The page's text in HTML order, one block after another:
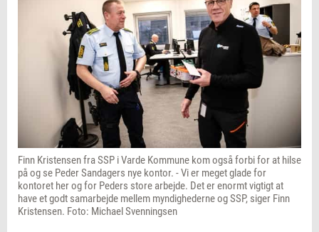
Finn Kristensen fra SSP i Varde Kommune kom også forbi for at hilse
på og se Peder Sandagers nye kontor. - Vi er meget glade for
kontoret her og for Peders store arbejde. Det er enormt vigtigt at
have et godt samarbejde mellem myndighederne og SSP, siger Finn
Kristensen. Foto: Michael Svenningsen